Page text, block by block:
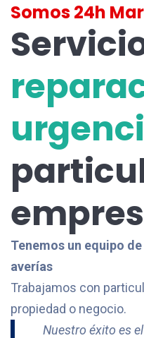
Somos 24h
Tenemos un equipo
averías
Trabajamos con
propiedad o negocio.
Nuestro éxito es